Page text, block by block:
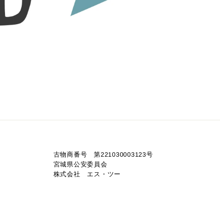
古物商番号 第221030003123号
宮城県公安委員会
株式会社 エス・ツー